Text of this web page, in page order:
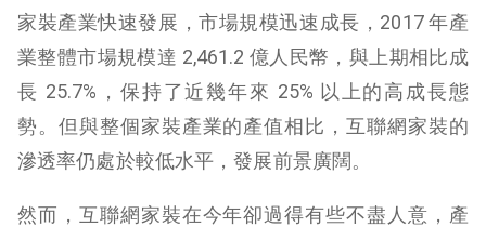
家裝產業快速發展，市場規模迅速成長，2017 年產
業整體市場規模達 2,461.2 億人民幣，與上期相比成
長 25.7%，保持了近幾年來 25% 以上的高成長態
勢。但與整個家裝產業的產值相比，互聯網家裝的
滲透率仍處於較低水平，發展前景廣闊。
然而，互聯網家裝在今年卻過得有些不盡人意，產